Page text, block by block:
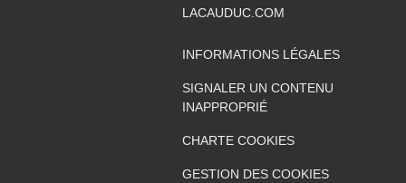
LACAUDUC.COM
INFORMATIONS LÉGALES
SIGNALER UN CONTENU
INAPPROPRIÉ
CHARTE COOKIES
GESTION DES COOKIES